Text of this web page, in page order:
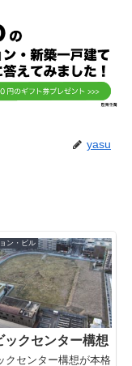
yasu
ン・ビル
ックセンター構想
クセンター構想が本格